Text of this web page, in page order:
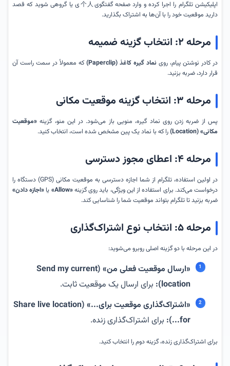
اپلیکیشن تلگرام را اجرا کرده و وارد صفحه گفتگوی个人ی یا گروهی شوید که قصد
دارید موقعیت خود را با آن‌ها به اشتراک بگذارید.
مرحله ۲: انتخاب گزینه ضمیمه
در کادر نوشتن پیام، روی نماد گیره کاغذ (Paperclip)
که معمولاً در سمت راست آن
قرار دارد، ضربه بزنید.
مرحله ۳: انتخاب گزینه موقعیت مکانی
پس از ضربه زدن روی نماد گیره، منویی باز می‌شود. در این منو، گزینه «موقعیت
مکانی» (Location)
را که با نماد یک پین مشخص شده است، انتخاب کنید.
مرحله ۴: اعطای مجوز دسترسی
در اولین استفاده، تلگرام از شما اجازه دسترسی به موقعیت مکانی (GPS) دستگاه را
درخواست می‌کند. برای استفاده از این ویژگی، باید روی گزینه«Allow» یا «اجازه دادن»
ضربه بزنید تا تلگرام بتواند موقعیت شما را شناسایی کند.
مرحله ۵: انتخاب نوع اشتراک‌گذاری
در این مرحله با دو گزینه اصلی روبرو می‌شوید:
«ارسال موقعیت فعلی من» (Send my current
location):
برای ارسال یک موقعیت ثابت.
«اشتراک‌گذاری موقعیت برای...» (Share live location
for...):
برای اشتراک‌گذاری زنده.
برای اشتراک‌گذاری زنده، گزینه دوم را انتخاب کنید.